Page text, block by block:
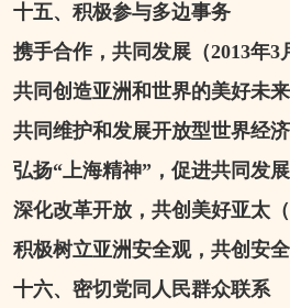
十五、积极参与多边事务
携手合作，共同发展（2013年3
共同创造亚洲和世界的美好未
共同维护和发展开放型世界经
弘扬“上海精神”，促进共同发
深化改革开放，共创美好亚太
积极树立亚洲安全观，共创安
十六、密切党同人民群众联系